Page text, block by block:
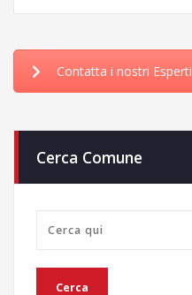
Contatta i nostri Esperti
Cerca Comune